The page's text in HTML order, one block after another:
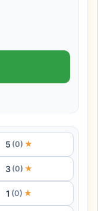
5 (0) ★
3 (0) ★
1 (0) ★